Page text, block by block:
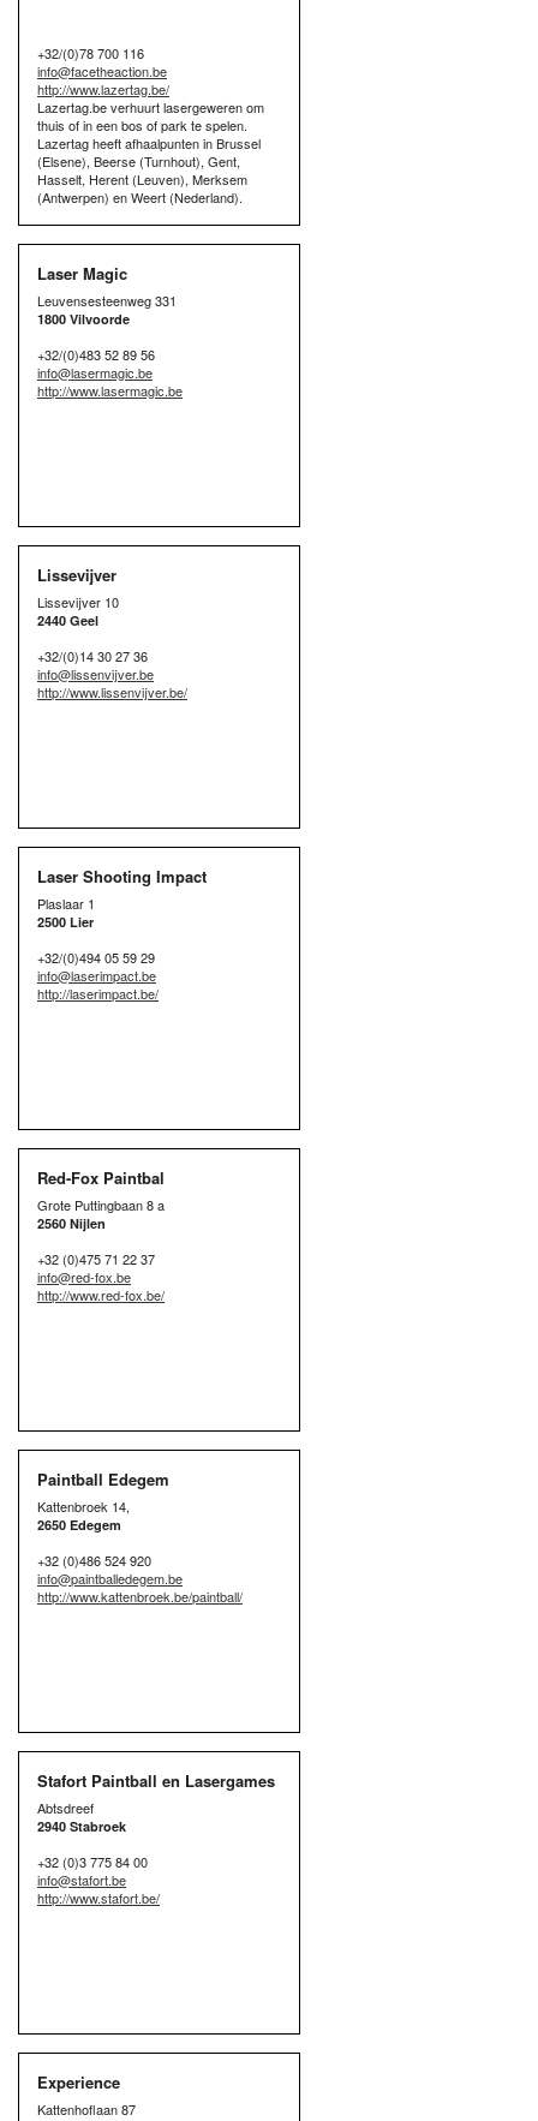
+32/(0)78 700 116
info@facetheaction.be
http://www.lazertag.be/
Lazertag.be verhuurt lasergeweren om
thuis of in een bos of park te spelen.
Lazertag heeft afhaalpunten in Brussel
(Elsene), Beerse (Turnhout), Gent,
Hasselt, Herent (Leuven), Merksem
(Antwerpen) en Weert (Nederland).
Laser Magic
Leuvensesteenweg 331
1800 Vilvoorde
+32/(0)483 52 89 56
info@lasermagic.be
http://www.lasermagic.be
Lissevijver
Lissevijver 10
2440 Geel
+32/(0)14 30 27 36
info@lissenvijver.be
http://www.lissenvijver.be/
Laser Shooting Impact
Plaslaar 1
2500 Lier
+32/(0)494 05 59 29
info@laserimpact.be
http://laserimpact.be/
Red-Fox Paintbal
Grote Puttingbaan 8 a
2560 Nijlen
+32 (0)475 71 22 37
info@red-fox.be
http://www.red-fox.be/
Paintball Edegem
Kattenbroek 14,
2650 Edegem
+32 (0)486 524 920
info@paintballedegem.be
http://www.kattenbroek.be/paintball/
Stafort Paintball en Lasergames
Abtsdreef
2940 Stabroek
+32 (0)3 775 84 00
info@stafort.be
http://www.stafort.be/
Experience
Kattenhoflaan 87